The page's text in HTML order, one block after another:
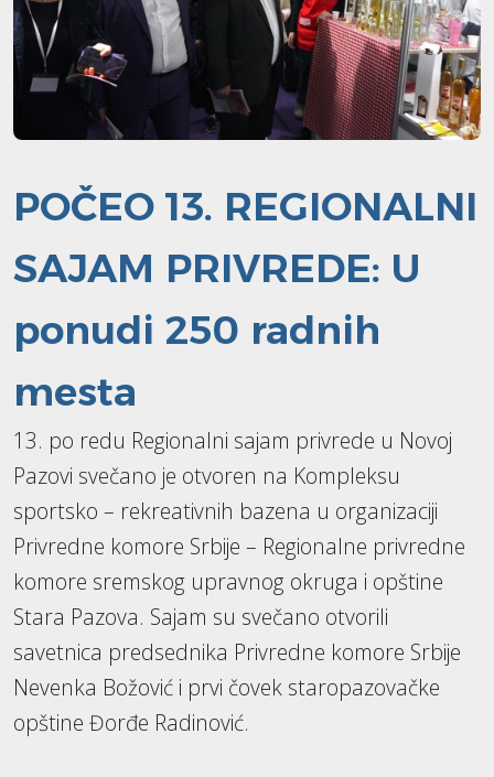
POČEO 13. REGIONALNI
SAJAM PRIVREDE: U
ponudi 250 radnih
mesta
13. po redu Regionalni sajam privrede u Novoj
Pazovi svečano je otvoren na Kompleksu
sportsko – rekreativnih bazena u organizaciji
Privredne komore Srbije – Regionalne privredne
komore sremskog upravnog okruga i opštine
Stara Pazova. Sajam su svečano otvorili
savetnica predsednika Privredne komore Srbije
Nevenka Božović i prvi čovek staropazovačke
opštine Đorđe Radinović.